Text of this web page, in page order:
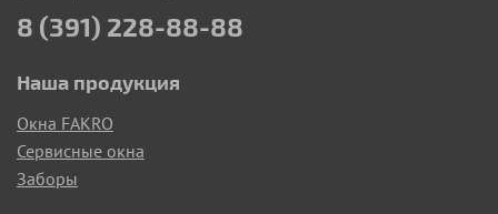
8 (391) 228-88-88
Наша продукция
Окна FAKRO
Сервисные окна
Заборы